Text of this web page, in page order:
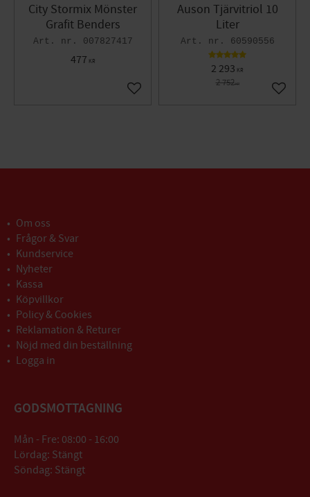
City Stormix Mönster
Grafit Benders
007827417
477 KR
Lägg till i favoriter
Auson Tjärvitriol 10
Liter
60590556
2 293 KR
2 752KR
Lägg
Om oss
Frågor & Svar
Kundservice
Nyheter
Kassa
Köpvillkor
Policy & Cookies
Reklamation & Returer
Nöjd med din beställning
Logga in
GODSMOTTAGNING
Mån - Fre: 08:00 - 16:00
Lördag: Stängt
Söndag: Stängt